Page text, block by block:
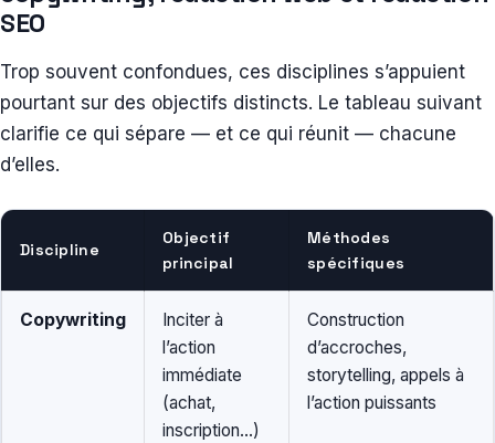
SEO
Trop souvent confondues, ces disciplines s’appuient
pourtant sur des objectifs distincts. Le tableau suivant
clarifie ce qui sépare — et ce qui réunit — chacune
d’elles.
Discipline
Objectif
principal
Méthodes
spécifiques
Copywriting
Inciter à
l’action
immédiate
(achat,
inscription…)
Construction
d’accroches,
storytelling, appels à
l’action puissants